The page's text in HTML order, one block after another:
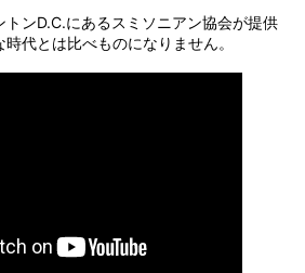
トンD.C.にあるスミソニアン協会が提供
代とは比べものになりません。